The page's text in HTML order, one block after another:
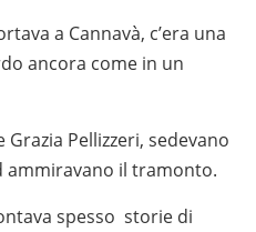
a Cannavà, c’era una
ancora come in un
Pellizzeri, sedevano
ammiravano il tramonto.
spesso storie di